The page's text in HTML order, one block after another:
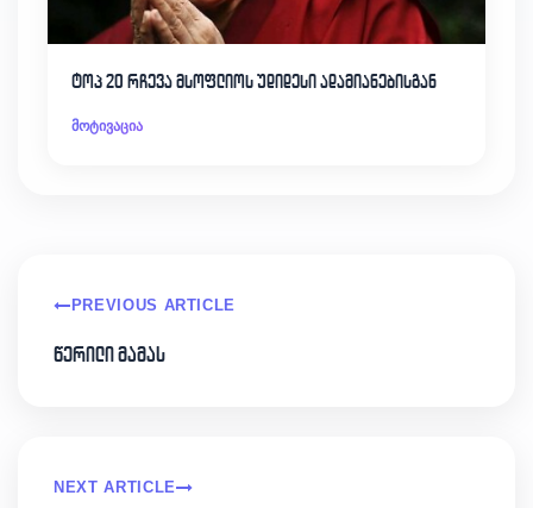
ტოპ 20 რჩევა მსოფლიოს უდიდესი ადამიანებისგან
მოტივაცია
PREVIOUS ARTICLE
წერილი მამას
NEXT ARTICLE